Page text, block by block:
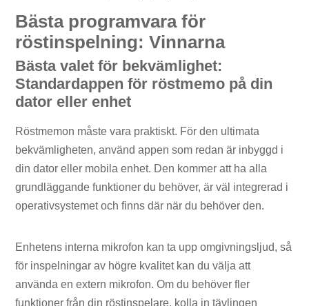
Bästa programvara för
röstinspelning: Vinnarna
Bästa valet för bekvämlighet:
Standardappen för röstmemo på din
dator eller enhet
Röstmemon måste vara praktiskt. För den ultimata
bekvämligheten, använd appen som redan är inbyggd i
din dator eller mobila enhet. Den kommer att ha alla
grundläggande funktioner du behöver, är väl integrerad i
operativsystemet och finns där när du behöver den.
Enhetens interna mikrofon kan ta upp omgivningsljud, så
för inspelningar av högre kvalitet kan du välja att
använda en extern mikrofon. Om du behöver fler
funktioner från din röstinspelare, kolla in tävlingen